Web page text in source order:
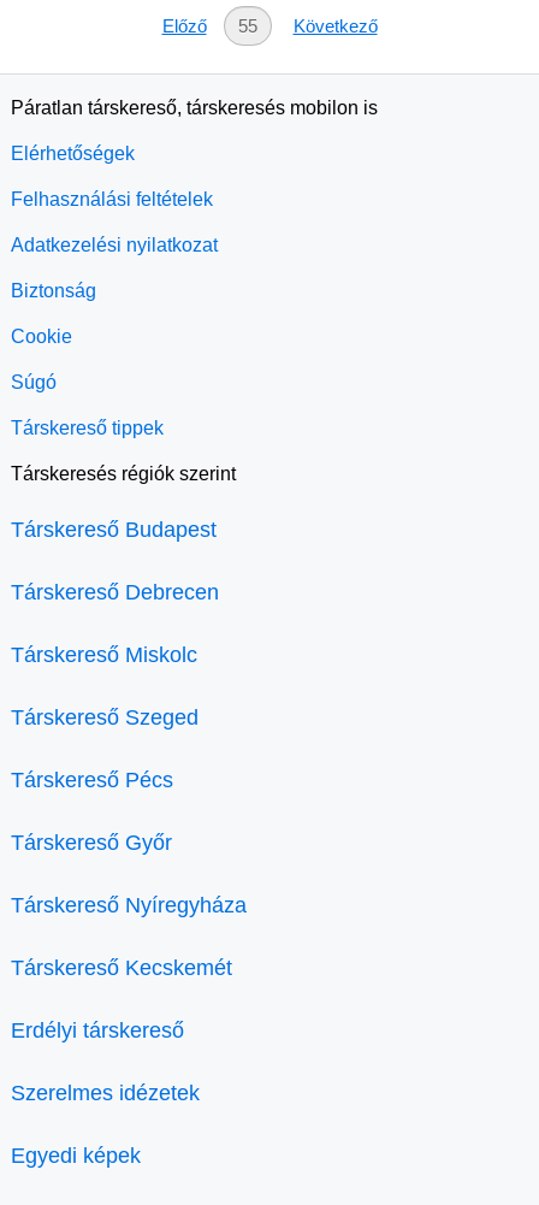
Előző 55 Következő
Páratlan társkereső, társkeresés mobilon is
Elérhetőségek
Felhasználási feltételek
Adatkezelési nyilatkozat
Biztonság
Cookie
Súgó
Társkereső tippek
Társkeresés régiók szerint
Társkereső Budapest
Társkereső Debrecen
Társkereső Miskolc
Társkereső Szeged
Társkereső Pécs
Társkereső Győr
Társkereső Nyíregyháza
Társkereső Kecskemét
Erdélyi társkereső
Szerelmes idézetek
Egyedi képek